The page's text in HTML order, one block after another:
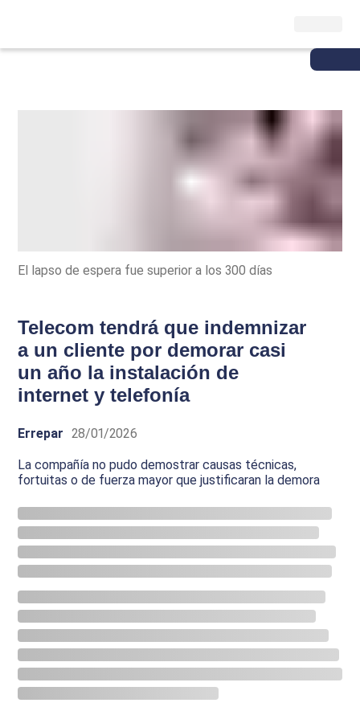
El lapso de espera fue superior a los 300 días
Telecom tendrá que indemnizar
a un cliente por demorar casi
un año la instalación de
internet y telefonía
Errepar 28/01/2026
La compañía no pudo demostrar causas técnicas,
fortuitas o de fuerza mayor que justificaran la demora